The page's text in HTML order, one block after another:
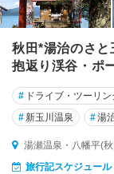
秋田*湯治のさと
抱返り渓谷・ポ
# ドライブ・ツーリン
#新玉川温泉 #湯
湯瀬温泉・八幡平(
旅行記スケジュール